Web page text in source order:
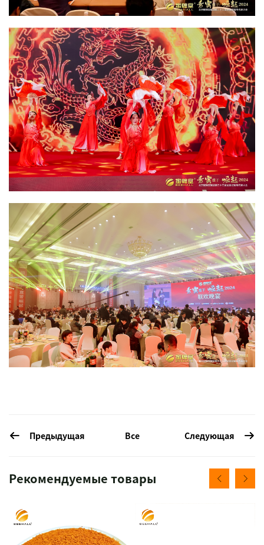
Предыдущая Все Следующая
Рекомендуемые товары